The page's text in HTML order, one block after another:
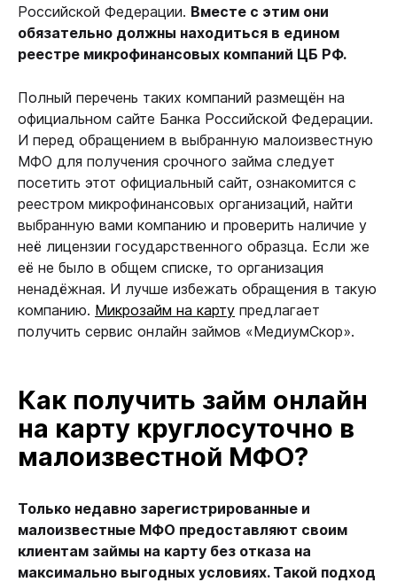
Российской Федерации. Вместе с этим они
обязательно должны находиться в едином
реестре микрофинансовых компаний ЦБ РФ.
Полный перечень таких компаний размещён на
официальном сайте Банка Российской Федерации.
И перед обращением в выбранную малоизвестную
МФО для получения срочного займа следует
посетить этот официальный сайт, ознакомится с
реестром микрофинансовых организаций, найти
выбранную вами компанию и проверить наличие у
неё лицензии государственного образца. Если же
её не было в общем списке, то организация
ненадёжная. И лучше избежать обращения в такую
компанию. Микрозайм на карту предлагает
получить сервис онлайн займов «МедиумСкор».
Как получить займ онлайн
на карту круглосуточно в
малоизвестной МФО?
Только недавно зарегистрированные и
малоизвестные МФО предоставляют своим
клиентам займы на карту без отказа на
максимально выгодных условиях. Такой подход